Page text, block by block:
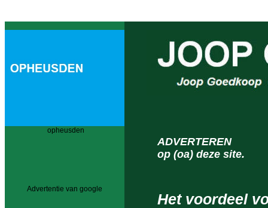
opheusden
Advertentie van google
ADVERTEREN
op (oa) deze site.
Het voordeel